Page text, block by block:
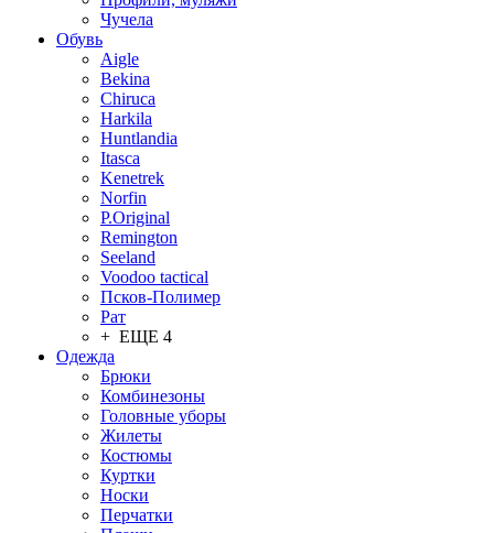
Чучела
Обувь
Aigle
Bekina
Chiruсa
Harkila
Huntlandia
Itasca
Kenetrek
Norfin
P.Original
Remington
Seeland
Voodoo tactical
Псков-Полимер
Рат
+ ЕЩЕ 4
Одежда
Брюки
Комбинезоны
Головные уборы
Жилеты
Костюмы
Куртки
Носки
Перчатки